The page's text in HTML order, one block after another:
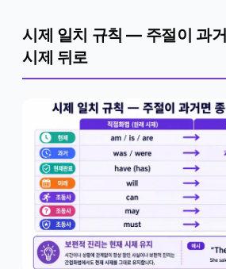
시제 일치 규칙 — 주절이 과
시제 뒤로